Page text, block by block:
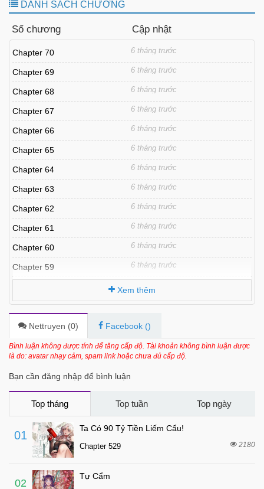
DANH SÁCH CHƯƠNG
Số chương Cập nhật
Chapter 70 6 tháng trước
Chapter 69 6 tháng trước
Chapter 68 6 tháng trước
Chapter 67 6 tháng trước
Chapter 66 6 tháng trước
Chapter 65 6 tháng trước
Chapter 64 6 tháng trước
Chapter 63 6 tháng trước
Chapter 62 6 tháng trước
Chapter 61 6 tháng trước
Chapter 60 6 tháng trước
Chapter 59 6 tháng trước
Chapter 57 6 tháng trước
Chapter 56 6 tháng trước
Chapter 55 6 tháng trước
6 tháng trước
Chapter 52 6 tháng trước
Chapter 51
Chapter 50
Chapter 49
Chapter 48
Xem thêm
Nettruyen (0) Facebook ()
Bình luận không được tính để tăng cấp độ. Tài khoản không bình luận được
là do: avatar nhạy cảm, spam link hoặc chưa đủ cấp độ.
Bạn cần đăng nhập để bình luận
Top tháng Top tuần Top ngày
01
Ta Có 90 Tỷ Tiền Liếm Cẩu!
Chapter 529 2180
02
Tự Cẩm